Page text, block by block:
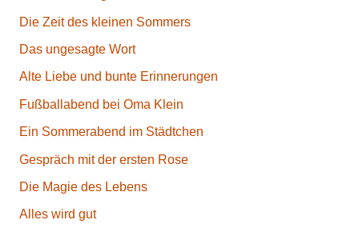
Die Zeit des kleinen Sommers
Das ungesagte Wort
Alte Liebe und bunte Erinnerungen
Fußballabend bei Oma Klein
Ein Sommerabend im Städtchen
Gespräch mit der ersten Rose
Die Magie des Lebens
Alles wird gut